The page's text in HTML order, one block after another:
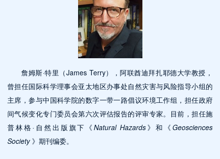
詹姆斯·特里（James Terry），阿联酋迪拜扎耶德大学教授，
曾担任国际科学理事会亚太地区办事处自然灾害与风险指导小组的
主席，参与中国科学院的数字一带一路倡议环境工作组，担任政府
间气候变化专门委员会第六次评估报告的评审专家。目前，担任施
普林格·自然出版旗下《Natural Hazards 》和《 Geosciences
Society》期刊编委。